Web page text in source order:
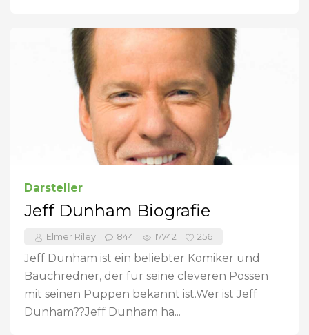
Darsteller
Jeff Dunham Biografie
Elmer Riley 844 17742 256
Jeff Dunham ist ein beliebter Komiker und
Bauchredner, der für seine cleveren Possen
mit seinen Puppen bekannt ist.Wer ist Jeff
Dunham??Jeff Dunham ha...